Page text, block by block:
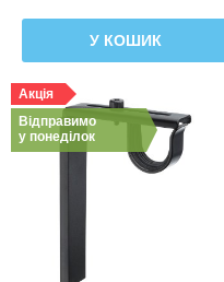
У КОШИК
Акція
Відправимо
у понеділок